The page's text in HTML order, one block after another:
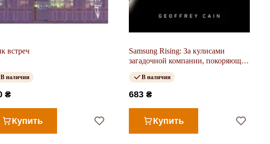
встреч
В наличии
₴
Купить
Samsung Rising: За кулисами
загадочной компании, покоряющей
мир технологий
В наличии
683 ₴
Купить